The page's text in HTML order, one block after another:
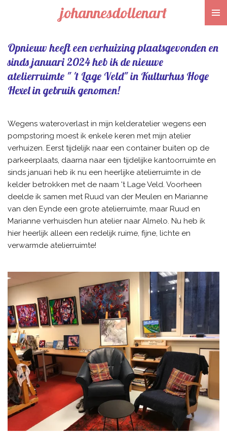
de
hoofdinhoud
johannesdollenart
Opnieuw heeft een verhuizing plaatsgevonden en
sinds januari 2024 heb ik de nieuwe
atelierruimte " 't Lage Veld" in Kulturhus Hoge
Hexel in gebruik genomen!
Wegens wateroverlast in mijn kelderatelier wegens een
pompstoring moest ik enkele keren met mijn atelier
verhuizen. Eerst tijdelijk naar een container buiten op de
parkeerplaats, daarna naar een tijdelijke kantoorruimte en
sinds januari heb ik nu een heerlijke atelierruimte in de
kelder betrokken met de naam 't Lage Veld. Voorheen
deelde ik samen met Ruud van der Meulen en Marianne
van den Eynde een grote atelierruimte, maar Ruud en
Marianne verhuisden hun atelier naar Almelo. Nu heb ik
hier heerlijk alleen een redelijk ruime, fijne, lichte en
verwarmde atelierruimte!